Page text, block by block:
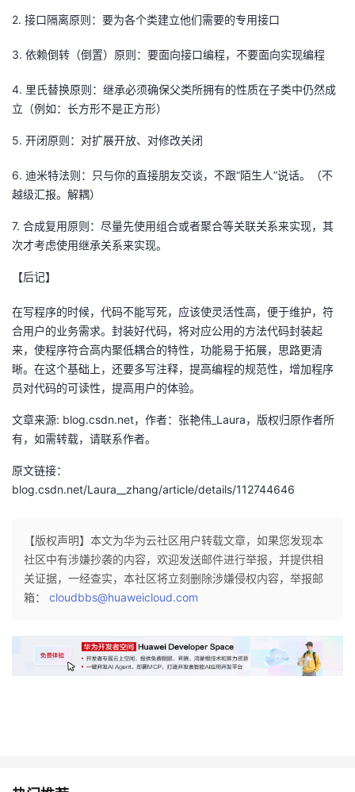
的
博
客
我
的
论
坛
我
的
圈
子
我
的
直
我
的
动
我
关
注
的
发
者
堂
课
程
的
认
我
的
我
我
Programs
我
的
支
我
的
术
支
我
云
声
2. 接口隔离原则：要为各个类建立他们需要的专用接口
3. 依赖倒转（倒置）原则：要面向接口编程，不要面向实现编程
4. 里氏替换原则：继承必须确保父类所拥有的性质在子类中仍然成
立（例如：长方形不是正方形）
5. 开闭原则：对扩展开放、对修改关闭
6. 迪米特法则：只与你的直接朋友交谈，不跟“陌生人”说话。（不
越级汇报。解耦）
7. 合成复用原则：尽量先使用组合或者聚合等关联关系来实现，其
次才考虑使用继承关系来实现。
【后记】
在写程序的时候，代码不能写死，应该使灵活性高，便于维护，符
合用户的业务需求。封装好代码，将对应公用的方法代码封装起
来，使程序符合高内聚低耦合的特性，功能易于拓展，思路更清
晰。在这个基础上，还要多写注释，提高编程的规范性，增加程序
员对代码的可读性，提高用户的体验。
文章来源: blog.csdn.net，作者：张艳伟_Laura，版权归原作者所
有，如需转载，请联系作者。
原文链接：
blog.csdn.net/Laura__zhang/article/details/112744646
【版权声明】本文为华为云社区用户转载文章，如果您发现本
社区中有涉嫌抄袭的内容，欢迎发送邮件进行举报，并提供相
关证据，一经查实，本社区将立刻删除涉嫌侵权内容，举报邮
箱： cloudbbs@huaweicloud.com